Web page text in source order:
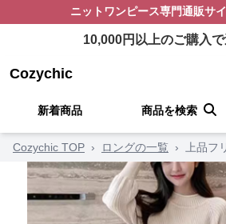
ニットワンピース専門通販サ
10,000円以上のご購入
Cozychic
新着商品 商品を検索
Cozychic TOP › ロングの一覧 › 上品